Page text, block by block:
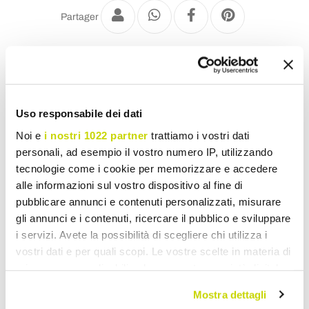
Uso responsabile dei dati
Noi e i nostri 1022 partner trattiamo i vostri dati
personali, ad esempio il vostro numero IP, utilizzando
tecnologie come i cookie per memorizzare e accedere
alle informazioni sul vostro dispositivo al fine di
pubblicare annunci e contenuti personalizzati, misurare
gli annunci e i contenuti, ricercare il pubblico e sviluppare
i servizi. Avete la possibilità di scegliere chi utilizza i
vostri dati e per quali scopi. Le vostre scelte in materia di
modificare o revocare il proprio consenso in qualsiasi
Mostra dettagli
Partager
Appliques pour l'Extérieur